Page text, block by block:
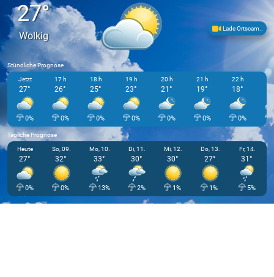
27°
Wolkig
Lade Ortscam..
Stündliche Prognose
Jetzt
27°
0%
17 h
26°
0%
18 h
25°
0%
19 h
23°
0%
20 h
21°
0%
21 h
19°
0%
22 h
18°
0%
Tägliche Prognose
Heute
27°
0%
So, 09.
32°
0%
Mo, 10.
33°
13%
Di, 11.
30°
2%
Mi, 12.
30°
1%
Do, 13.
27°
1%
Fr, 14.
31°
5%